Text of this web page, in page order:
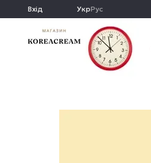
Перейти до основного контенту
Вхід УкрРус